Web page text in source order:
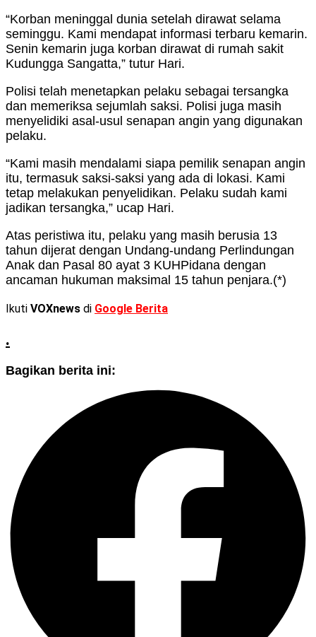
“Korban meninggal dunia setelah dirawat selama
seminggu. Kami mendapat informasi terbaru kemarin.
Senin kemarin juga korban dirawat di rumah sakit
Kudungga Sangatta,” tutur Hari.
Polisi telah menetapkan pelaku sebagai tersangka
dan memeriksa sejumlah saksi. Polisi juga masih
menyelidiki asal-usul senapan angin yang digunakan
pelaku.
“Kami masih mendalami siapa pemilik senapan angin
itu, termasuk saksi-saksi yang ada di lokasi. Kami
tetap melakukan penyelidikan. Pelaku sudah kami
jadikan tersangka,” ucap Hari.
Atas peristiwa itu, pelaku yang masih berusia 13
tahun dijerat dengan Undang-undang Perlindungan
Anak dan Pasal 80 ayat 3 KUHPidana dengan
ancaman hukuman maksimal 15 tahun penjara.(*)
Ikuti VOXnews di Google Berita
.
Bagikan berita ini: